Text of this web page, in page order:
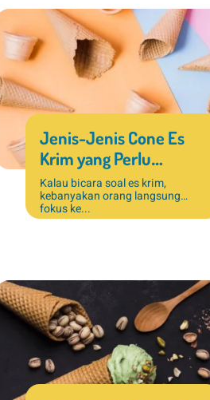
Jenis-Jenis Cone Es
Krim yang Perlu
Diketahui untuk Usaha
Dessert
Kalau bicara soal es krim,
kebanyakan orang langsung
fokus ke...